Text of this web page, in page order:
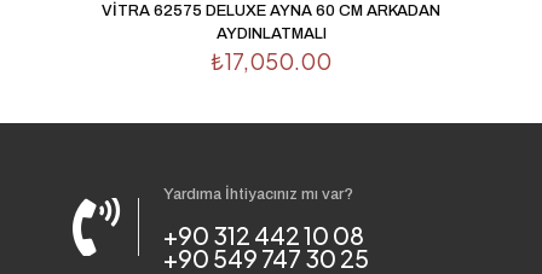
VİTRA 62575 DELUXE AYNA 60 CM ARKADAN
AYDINLATMALI
₺17,050.00
Yardıma İhtiyacınız mı var?
+90 312 442 10 08
+90 549 747 30 25